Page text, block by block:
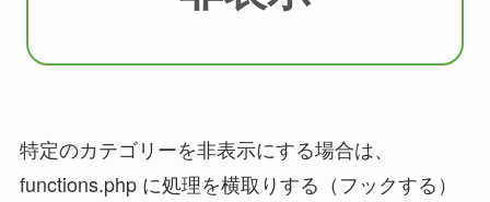
特定のカテゴリーを非表示にする場合は、
functions.php に処理を横取りする（フックする）